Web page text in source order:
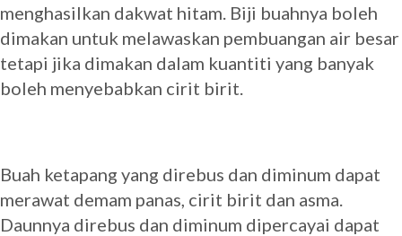
menghasilkan dakwat hitam. Biji buahnya boleh
dimakan untuk melawaskan pembuangan air besar
tetapi jika dimakan dalam kuantiti yang banyak
boleh menyebabkan cirit birit.
Buah ketapang yang direbus dan diminum dapat
merawat demam panas, cirit birit dan asma.
Daunnya direbus dan diminum dipercayai dapat